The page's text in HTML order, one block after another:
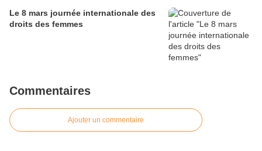
Le 8 mars journée internationale des
droits des femmes
Commentaires
Ajouter un commentaire